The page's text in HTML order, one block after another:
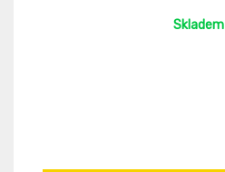
Skladem